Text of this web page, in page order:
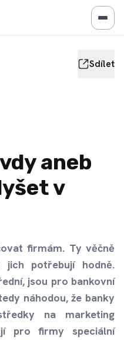
Sdílet
aneb
v
firmám. Ty věčně
potřebují hodně.
jsou pro bankovní
náhodou, že banky
na marketing
pro firmy speciální